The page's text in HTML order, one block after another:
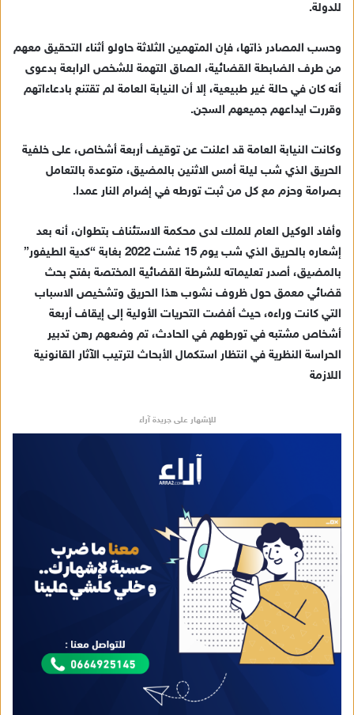
ك
ت
للدولة.
وحسب المصادر ذاتها، فإن المتهمين الثلاثة حاولو أثناء التحقيق معهم
من طرف الضابطة القضائية، الصاق التهمة للشخص الرابعة بدعوى
أنه كان في حالة غير طبيعية، إلا أن النيابة العامة لم تقتنع بادعاءاتهم
وقررت ايداعهم جميعهم السجن.
وكانت النيابة العامة قد اعلنت عن توقيف أربعة أشخاص، على خلفية
الحريق الذي شب ليلة أمس الاثنين بالمضيق، متوعدة بالتعامل
بصرامة وحزم مع كل من ثبت تورطه في إضرام النار عمدا.
وأفاد الوكيل العام للملك لدى محكمة الاستئناف بتطوان، أنه بعد
إشعاره بالحريق الذي شب يوم 15 غشت 2022 بغابة “كدية الطيفور”
بالمضيق، أصدر تعليماته للشرطة القضائية المختصة بفتح بحث
قضائي معمق حول ظروف نشوب هذا الحريق وتشخيص الاسباب
التي كانت وراءه، حيث أفضت التحريات الأولية إلى إيقاف أربعة
أشخاص مشتبه في تورطهم في الحادث، تم وضعهم رهن تدبير
الحراسة النظرية في انتظار استكمال الأبحاث لترتيب الآثار القانونية
اللازمة
للإشهار على جريدة آراء